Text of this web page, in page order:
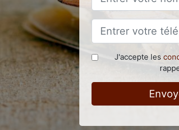
J'accepte les